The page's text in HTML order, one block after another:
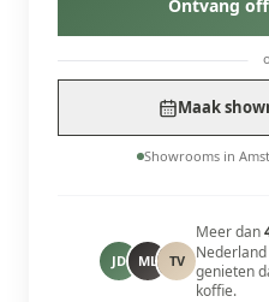
Ontvang
Maak
Showrooms in
JD ML TV
Meer dan
genieten
koffie.